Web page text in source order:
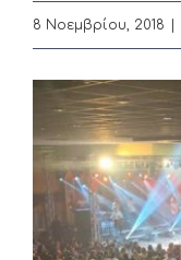
8 Νοεμβρίου, 2018
View
Larger
Image